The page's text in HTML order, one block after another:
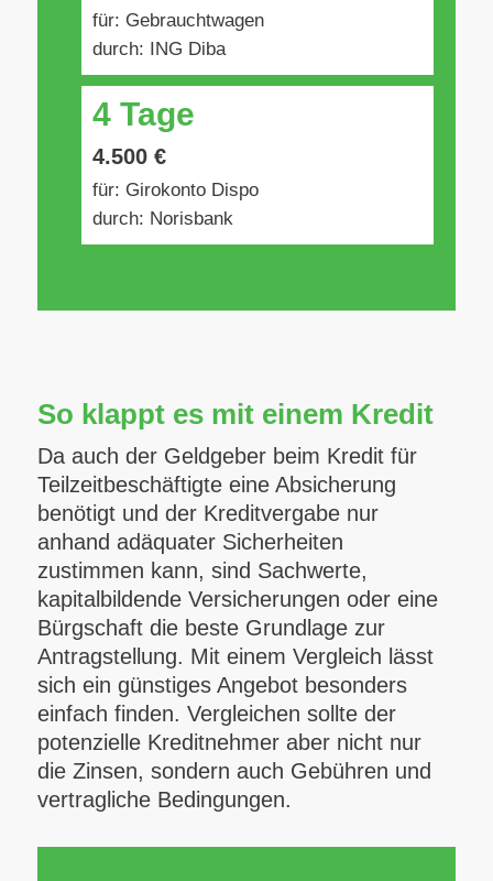
für: Gebrauchtwagen
durch: ING Diba
4 Tage
4.500 €
für: Girokonto Dispo
durch: Norisbank
So klappt es mit einem Kredit
Da auch der Geldgeber beim Kredit für
Teilzeitbeschäftigte eine Absicherung
benötigt und der Kreditvergabe nur
anhand adäquater Sicherheiten
zustimmen kann, sind Sachwerte,
kapitalbildende Versicherungen oder eine
Bürgschaft die beste Grundlage zur
Antragstellung. Mit einem Vergleich lässt
sich ein günstiges Angebot besonders
einfach finden. Vergleichen sollte der
potenzielle Kreditnehmer aber nicht nur
die Zinsen, sondern auch Gebühren und
vertragliche Bedingungen.